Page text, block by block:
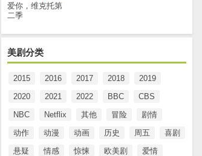
爱你，维克托第
二季
美剧分类
2015 2016 2017 2018
2019
2020
2021 2022 BBC
CBS
NBC
Netflix 其他 冒险
剧情
动作
动漫 动画 历史 周五
喜剧
悬疑
情感 惊悚 欧美剧
爱情